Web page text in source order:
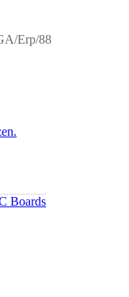
Erp/88
Boards